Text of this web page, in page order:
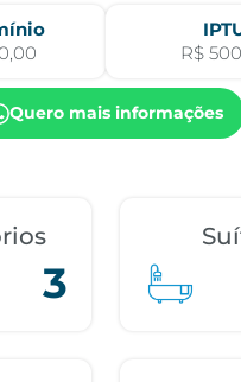
R$
Quero mais informações
3